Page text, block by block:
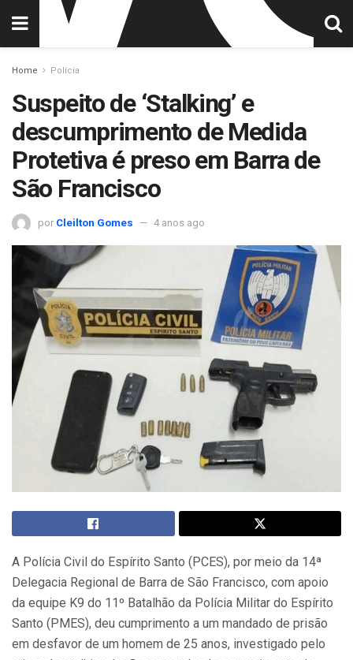
Home Polícia
Suspeito de ‘Stalking’ e
descumprimento de Medida
Protetiva é preso em Barra de
São Francisco
por Cleilton Gomes 4 anos ago
A Polícia Civil do Espírito Santo (PCES), por meio da 14ª
Delegacia Regional de Barra de São Francisco, com apoio
da equipe K9 do 11º Batalhão da Polícia Militar do Espírito
Santo (PMES), deu cumprimento a um mandado de prisão
em desfavor de um homem de 25 anos, investigado pelo